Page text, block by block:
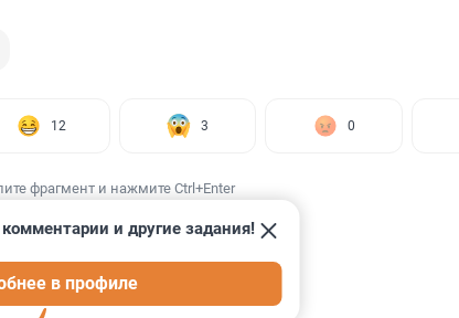
12 3 0
фрагмент и нажмите Ctrl+Enter
10
и другие задания!
в профиле